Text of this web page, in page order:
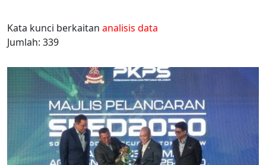
Kata kunci berkaitan analisis data
Jumlah: 339